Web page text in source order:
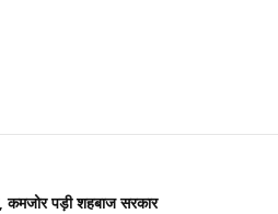
कमजोर पड़ी शहबाज सरकार